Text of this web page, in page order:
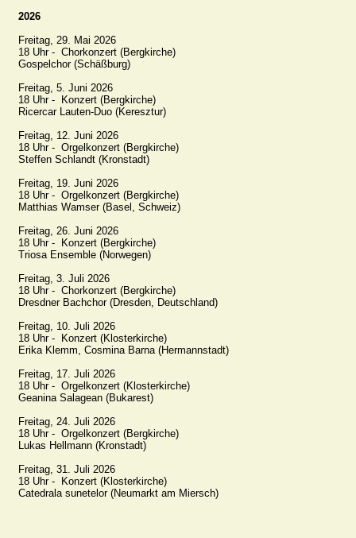
2026
Freitag, 29. Mai 2026
18 Uhr -  Chorkonzert (Bergkirche)
Gospelchor (Schäßburg)
Freitag, 5. Juni 2026
18 Uhr -  Konzert (Bergkirche)
Ricercar Lauten-Duo (Keresztur)
Freitag, 12. Juni 2026
18 Uhr -  Orgelkonzert (Bergkirche)
Steffen Schlandt (Kronstadt)
Freitag, 19. Juni 2026
18 Uhr -  Orgelkonzert (Bergkirche)
Matthias Wamser (Basel, Schweiz)
Freitag, 26. Juni 2026
18 Uhr -  Konzert (Bergkirche)
Triosa Ensemble (Norwegen)
Freitag, 3. Juli 2026
18 Uhr -  Chorkonzert (Bergkirche)
Dresdner Bachchor (Dresden, Deutschland)
Freitag, 10. Juli 2026
18 Uhr -  Konzert (Klosterkirche)
Erika Klemm, Cosmina Barna (Hermannstadt)
Freitag, 17. Juli 2026
18 Uhr -  Orgelkonzert (Klosterkirche)
Geanina Salagean (Bukarest)
Freitag, 24. Juli 2026
18 Uhr -  Orgelkonzert (Bergkirche)
Lukas Hellmann (Kronstadt)
Freitag, 31. Juli 2026
18 Uhr -  Konzert (Klosterkirche)
Catedrala sunetelor (Neumarkt am Miersch)